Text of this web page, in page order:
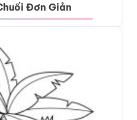
Đơn Giản